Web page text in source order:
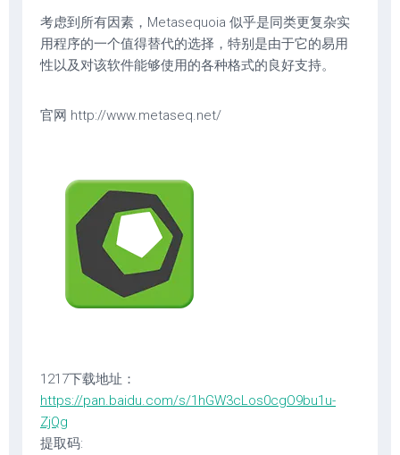
考虑到所有因素，Metasequoia 似乎是同类更复杂实
用程序的一个值得替代的选择，特别是由于它的易用
性以及对该软件能够使用的各种格式的良好支持。
官网 http://www.metaseq.net/
1217下载地址：
https://pan.baidu.com/s/1hGW3cLos0cgO9bu1u-
ZjQg
提取码: